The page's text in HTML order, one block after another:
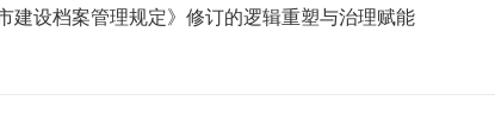
设档案管理规定》修订的逻辑重塑与治理赋能